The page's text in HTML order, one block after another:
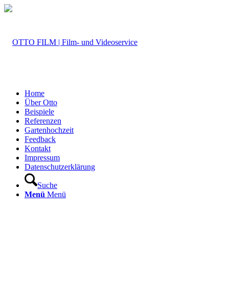
Home
Über Otto
Beispiele
Referenzen
Gartenhochzeit
Feedback
Kontakt
Impressum
Datenschutzerklärung
Suche
Menü Menü